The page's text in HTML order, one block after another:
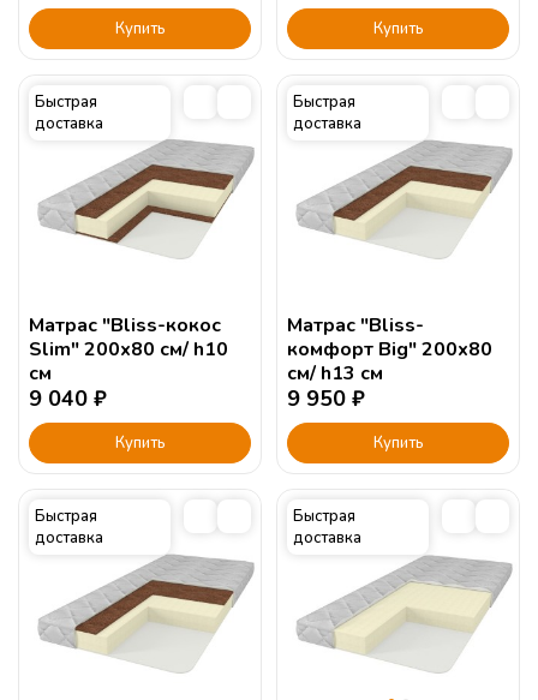
Купить Купить
Быстрая
доставка
Матрас "Bliss-кокос
Slim" 200х80 см/ h10
см
9 040 ₽
Купить
Быстрая
доставка
Матрас "Bliss-
комфорт Big" 200х80
см/ h13 см
9 950 ₽
Купить
Быстрая
доставка
Быстрая
доставка